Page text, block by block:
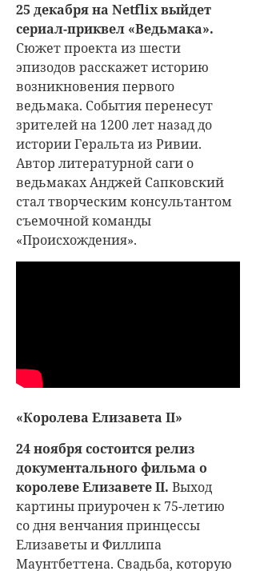
25 декабря на Netflix выйдет
сериал-приквел «Ведьмака».
Сюжет проекта из шести
эпизодов расскажет историю
возникновения первого
ведьмака. События перенесут
зрителей на 1200 лет назад до
истории Геральта из Ривии.
Автор литературной саги о
ведьмаках Анджей Сапковский
стал творческим консультантом
съемочной команды
«Происхождения».
«Королева Елизавета II»
24 ноября состоится релиз
документального фильма о
королеве Елизавете II. Выход
картины приурочен к 75-летию
со дня венчания принцессы
Елизаветы и Филлипа
Маунтбеттена. Свадьба, которую